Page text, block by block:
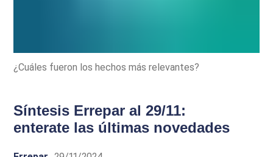
¿Cuáles fueron los hechos más relevantes?
Síntesis Errepar al 29/11:
enterate las últimas novedades